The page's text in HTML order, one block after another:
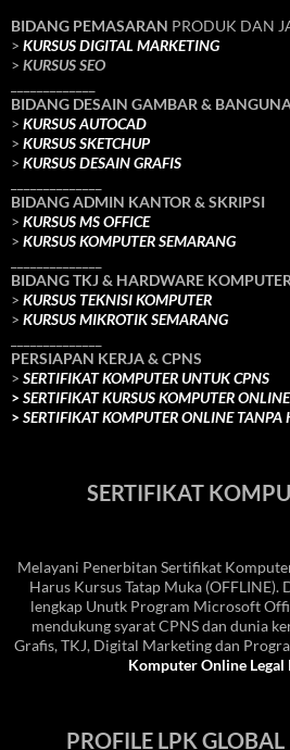
BIDANG PEMASARAN PRODUK DAN
> KURSUS DIGITAL MARKETING
> KURSUS SEO
BIDANG DESAIN GAMBAR &
> KURSUS AUTOCAD
> KURSUS SKETCHUP
> KURSUS DESAIN GRAFIS
BIDANG ADMIN KANTOR & SKRIPSI
> KURSUS MS OFFICE
> KURSUS KOMPUTER SEMARANG
BIDANG TKJ & HARDWARE KOMPUTER
> KURSUS TEKNISI KOMPUTER
> KURSUS MIKROTIK SEMARANG
PERSIAPAN KERJA & CPNS
> SERTIFIKAT KOMPUTER UNTUK CPNS
> SERTIFIKAT KURSUS KOMPUTER ONLINE
> SERTIFIKAT KOMPUTER ONLINE TANPA
SERTIFIKAT
Melayani Penerbitan Sertifikat
Harus Kursus Tatap Muka
lengkap Unutk Program Microsoft
mendukung syarat CPNS dan dunia
Grafis, TKJ, Digital Marketing dan
Komputer Online
PROFILE LPK